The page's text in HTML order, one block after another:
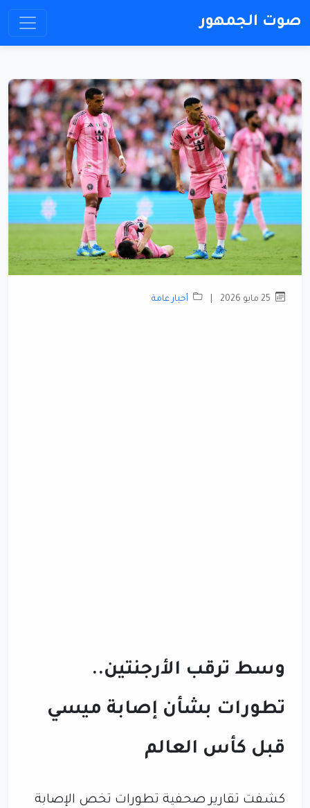
صوت الجمهور
أخبار عامة
وسط ترقب الأرجنتين..
تطورات بشأن إصابة ميسي
قبل كأس العالم
كشفت تقارير صحفية تطورات تخص الإصابة